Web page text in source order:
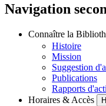
Navigation
Connaître la
Histoire
Mission
Suggestion
Publications
Rapports
Horaires & Accès